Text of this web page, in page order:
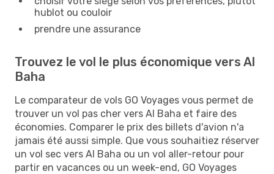
hublot ou couloir
prendre une assurance
Trouvez le vol le plus économique vers Al
Baha
Le comparateur de vols GO Voyages vous permet de
trouver un vol pas cher vers Al Baha et faire des
économies. Comparer le prix des billets d'avion n'a
jamais été aussi simple. Que vous souhaitiez réserver
un vol sec vers Al Baha ou un vol aller-retour pour
partir en vacances ou un week-end, GO Voyages